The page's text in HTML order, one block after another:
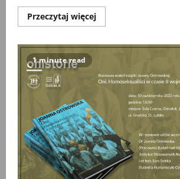
Przeczytaj więcejPrzeczytaj
więcej
Czytanie
Szczebrzeszyn/
Bełżec
1 minute read